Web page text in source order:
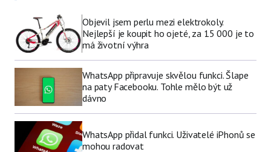
Objevil jsem perlu mezi elektrokoly.
Nejlepší je koupit ho ojeté, za 15 000 je to
má životní výhra
WhatsApp připravuje skvělou funkci. Šlape
na paty Facebooku. Tohle mělo být už
dávno
WhatsApp přidal funkci. Uživatelé iPhonů se
mohou radovat